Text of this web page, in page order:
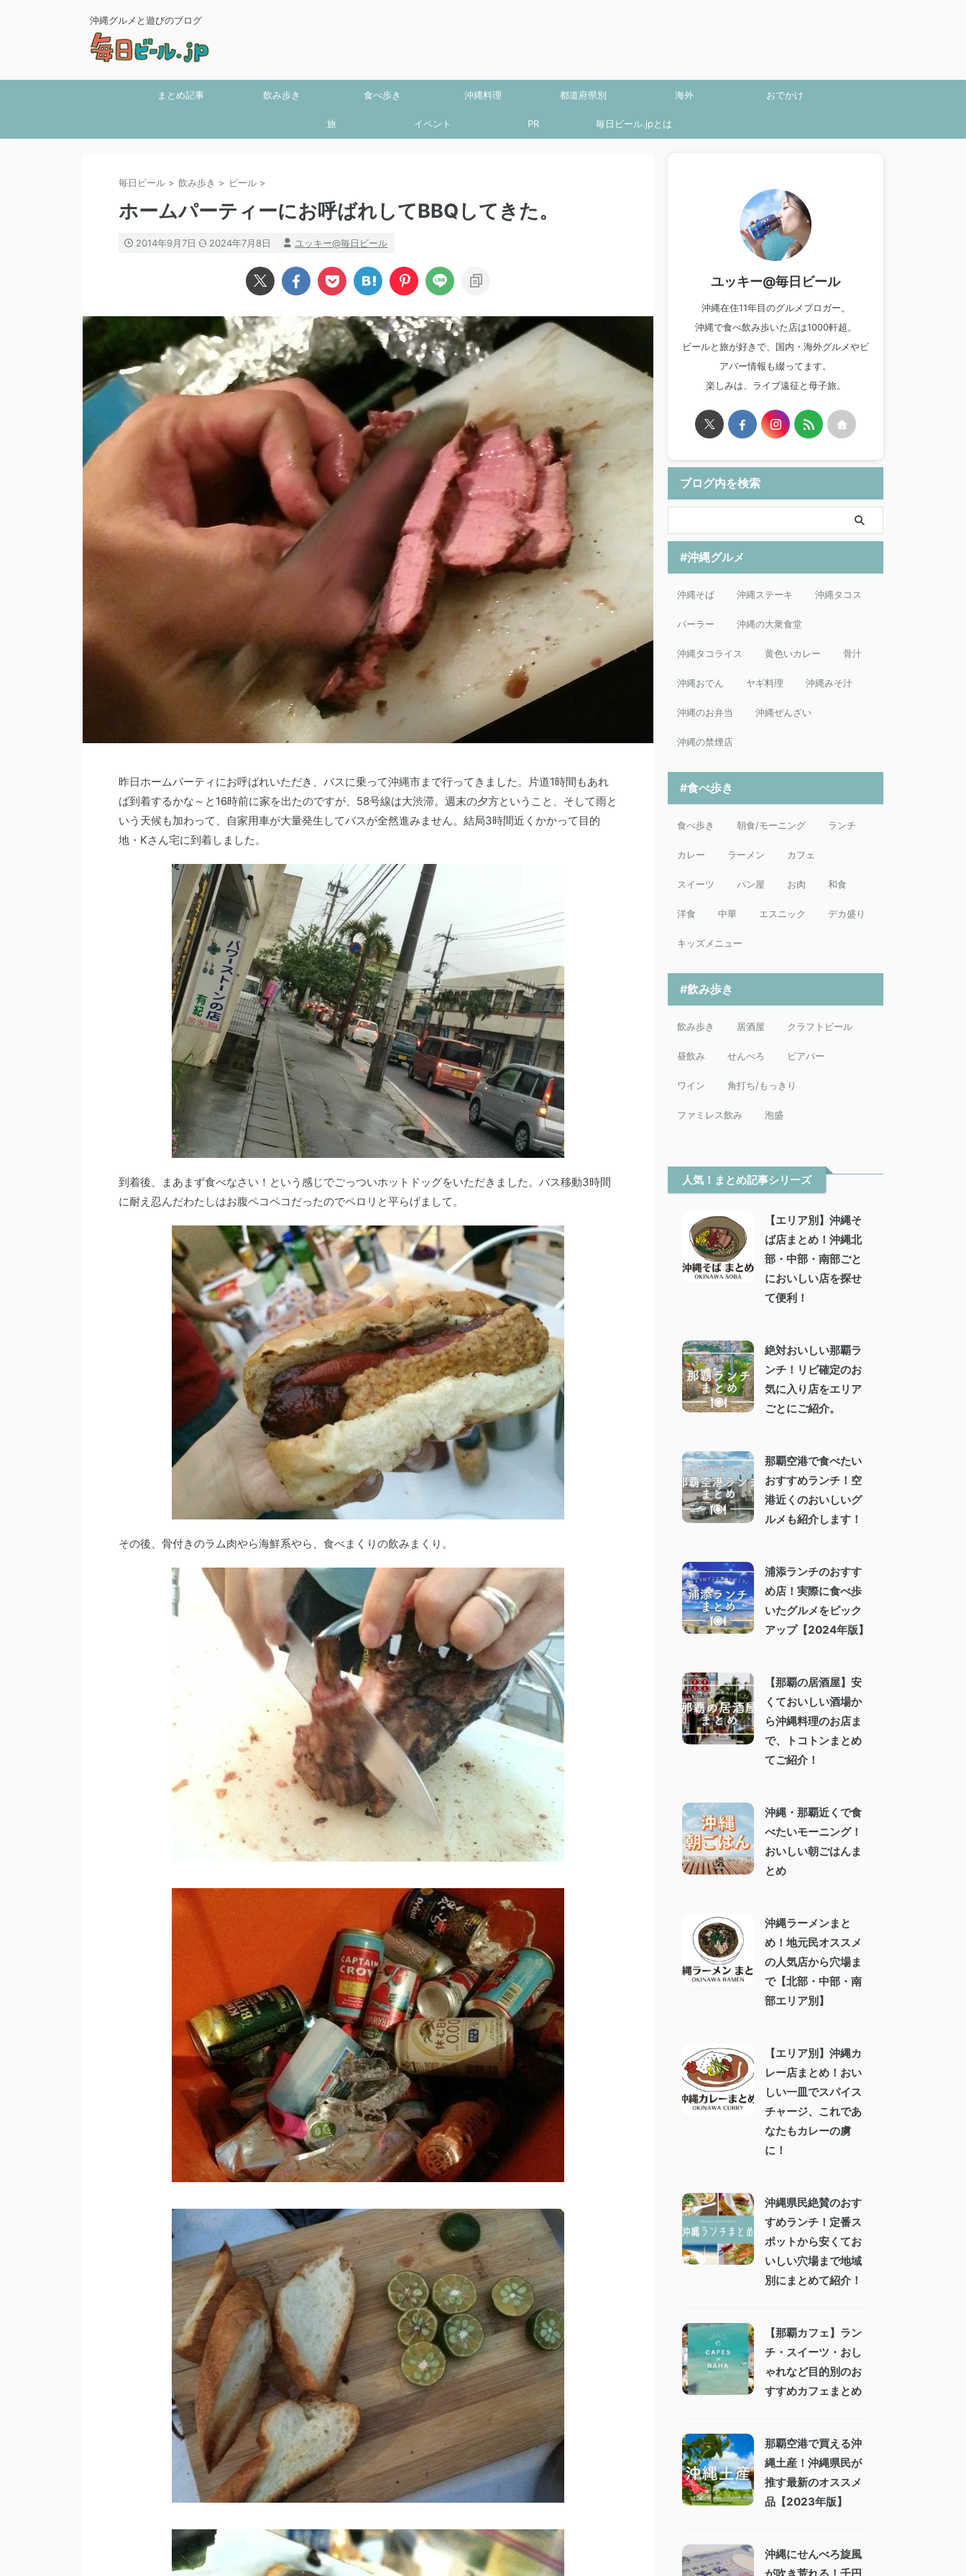
沖縄グルメと遊びのブログ
まとめ記事 飲み歩き 食べ歩き 沖縄料理 都道府県別 海外 おでかけ
旅 イベント PR 毎日ビール.jpとは
毎日ビール > 飲み歩き > ビール >
ホームパーティーにお呼ばれしてBBQしてきた。
2014年9月7日 2024年7月8日 ユッキー@毎日ビール
昨日ホームパーティにお呼ばれいただき、バスに乗って沖縄市まで行ってきました。片道1時間もあれ
ば到着するかな～と16時前に家を出たのですが、58号線は大渋滞。週末の夕方ということ、そして雨と
いう天候も加わって、自家用車が大量発生してバスが全然進みません。結局3時間近くかかって目的
地・Kさん宅に到着しました。
到着後、まあまず食べなさい！という感じでごっついホットドッグをいただきました。バス移動3時間
に耐え忍んだわたしはお腹ペコペコだったのでペロリと平らげまして。
その後、骨付きのラム肉やら海鮮系やら、食べまくりの飲みまくり。
ユッキー@毎日ビール
沖縄在住11年目のグルメブロガー。
沖縄で食べ飲み歩いた店は1000軒超。
ビールと旅が好きで、国内・海外グルメやビ
アバー情報も綴ってます。
楽しみは、ライブ遠征と母子旅。
ブログ内を検索
#沖縄グルメ
沖縄そば 沖縄ステーキ 沖縄タコス
パーラー 沖縄の大衆食堂
沖縄タコライス 黄色いカレー 骨汁
沖縄おでん ヤギ料理 沖縄みそ汁
沖縄のお弁当 沖縄ぜんざい
沖縄の禁煙店
#食べ歩き
食べ歩き 朝食/モーニング ランチ
カレー ラーメン カフェ
スイーツ パン屋 お肉 和食
洋食 中華 エスニック デカ盛り
キッズメニュー
#飲み歩き
飲み歩き 居酒屋 クラフトビール
昼飲み せんべろ ビアバー
ワイン 角打ち/もっきり
ファミレス飲み 泡盛
人気！まとめ記事シリーズ
【エリア別】沖縄そ
ば店まとめ！沖縄北
部・中部・南部ごと
においしい店を探せ
て便利！
絶対おいしい那覇ラ
ンチ！リピ確定のお
気に入り店をエリア
ごとにご紹介。
那覇空港で食べたい
おすすめランチ！空
港近くのおいしいグ
ルメも紹介します！
浦添ランチのおすす
め店！実際に食べ歩
いたグルメをピック
アップ【2024年版】
【那覇の居酒屋】安
くておいしい酒場か
ら沖縄料理のお店ま
で、トコトンまとめ
てご紹介！
沖縄・那覇近くで食
べたいモーニング！
おいしい朝ごはんま
とめ
沖縄ラーメンまと
め！地元民オススメ
の人気店から穴場ま
で【北部・中部・南
部エリア別】
【エリア別】沖縄カ
レー店まとめ！おい
しい一皿でスパイス
チャージ、これであ
なたもカレーの虜
に！
沖縄県民絶賛のおす
すめランチ！定番ス
ポットから安くてお
いしい穴場まで地域
別にまとめて紹介！
【那覇カフェ】ラン
チ・スイーツ・おし
ゃれなど目的別のお
すすめカフェまとめ
那覇空港で買える沖
縄土産！沖縄県民が
推す最新のオススメ
品【2023年版】
沖縄にせんべろ旋風